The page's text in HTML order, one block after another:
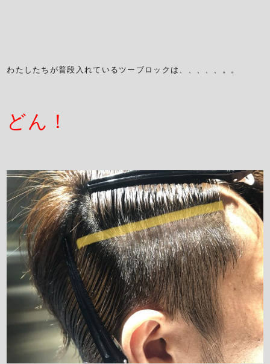
わたしたちが普段入れているツーブロックは、、、、、。。
どん！